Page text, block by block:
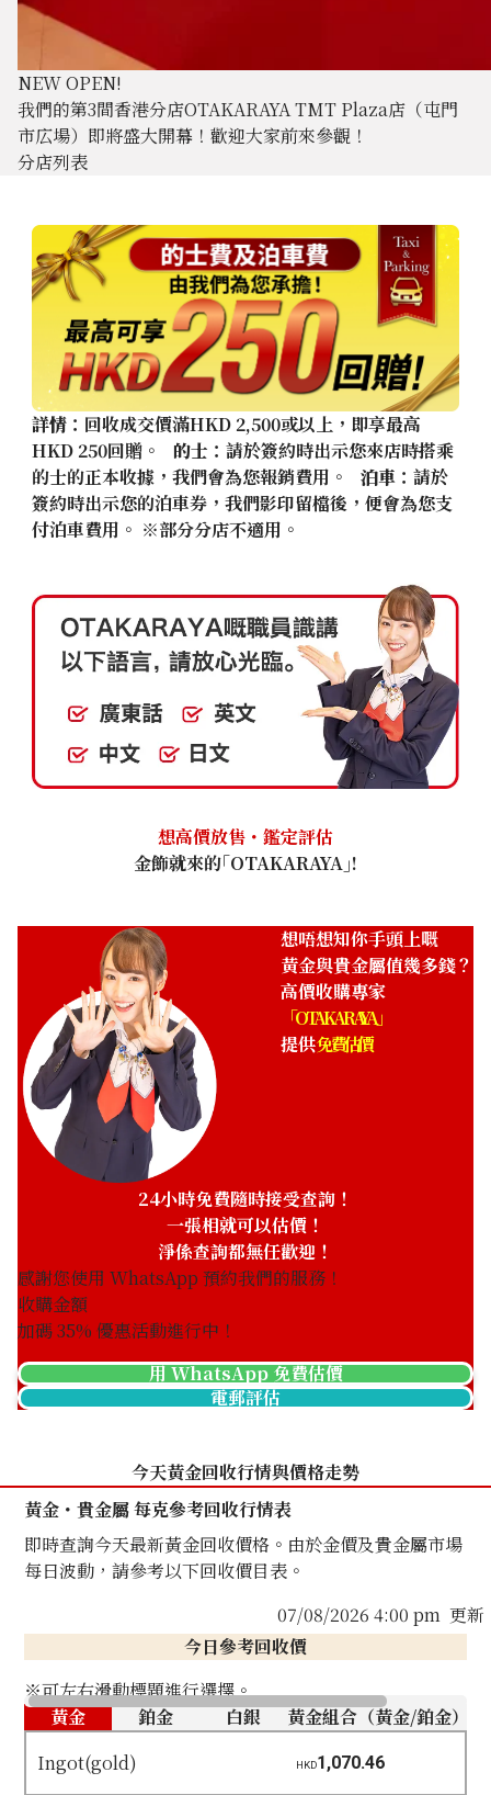
NEW OPEN!
我們的第3間香港分店OTAKARAYA TMT Plaza店（屯門
市広場）即將盛大開幕！歡迎大家前來參觀！
分店列表
詳情 ：回收成交價滿HKD 2,500或以上，即享最高
HKD 250回贈。 的士 ：請於簽約時出示您來店時搭乘
的士的正本收據，我們會為您報銷費用。泊車 ：請於
簽約時出示您的泊車券，我們影印留檔後，便會為您支
付泊車費用。 ※部分分店不適用。
想高價放售・鑑定評估
金飾就來的｢OTAKARAYA｣!
想唔想知你手頭上嘅
黃金與貴金屬值幾多錢？
高價收購專家
「OTAKARAYA」
提供免費估價
24小時免費隨時接受查詢！
一張相就可以估價！
淨係查詢都無任歡迎！
感謝您使用 WhatsApp 預約我們的服務！
收購金額
加碼35% 優惠活動進行中！
用 WhatsApp 免費估價
電郵評估
今天黃金回收行情與價格走勢
黃金・貴金屬 每克參考回收行情表
即時查詢今天最新黃金回收價格。由於金價及貴金屬市場
每日波動，請參考以下回收價目表。
07/08/2026 4:00 pm更新
今日參考回收價
※可左右滑動標題進行選擇。
黃金
鉑金 白銀
黃金組合（黃金/鉑金）
Ingot(gold)
HKD1,070.46